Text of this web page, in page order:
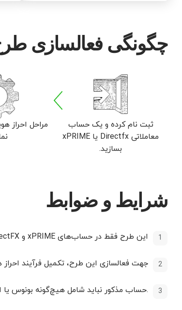
چگونگی فعالسازی
ثبت نام کرده و یک حساب
معاملاتی Directfx یا xPRIME
بسازید.
مراحل احراز
شرایط و ضوابط
این طرح فقط در حساب‌های xPRIME و
جهت فعالسازی این طرح، تکمیل فرآیند احراز هویت و واریز
.حساب مذکور نباید شامل هیچ‌گونه بونوس یا